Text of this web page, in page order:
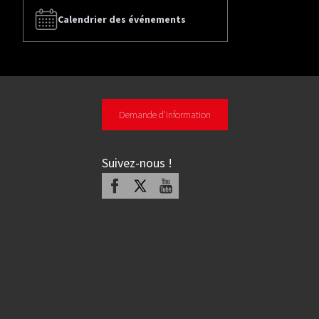
Calendrier des événements
Demande d'information
Suivez-nous !
Facebook Youtube